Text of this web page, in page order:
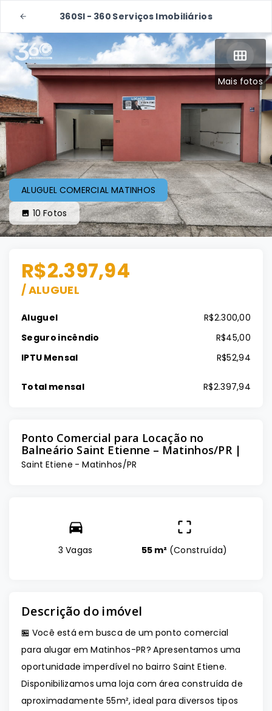
360SI - 360 Serviços Imobiliários
Mais fotos
ALUGUEL COMERCIAL MATINHOS
10 Fotos
R$2.397,94
/ALUGUEL
Aluguel
R$2.300,00
Seguro incêndio
R$45,00
IPTU Mensal
R$52,94
Total mensal R$2.397,94
Ponto Comercial para Locação no
Balneário Saint Etienne – Matinhos/PR |
Saint Etiene - Matinhos/PR
3 Vagas 55 m² (Construída)
Descrição do imóvel
🏪 Você está em busca de um ponto comercial
para alugar em Matinhos-PR? Apresentamos uma
oportunidade imperdível no bairro Saint Etiene.
Disponibilizamos uma loja com área construída de
aproximadamente 55m², ideal para diversos tipos